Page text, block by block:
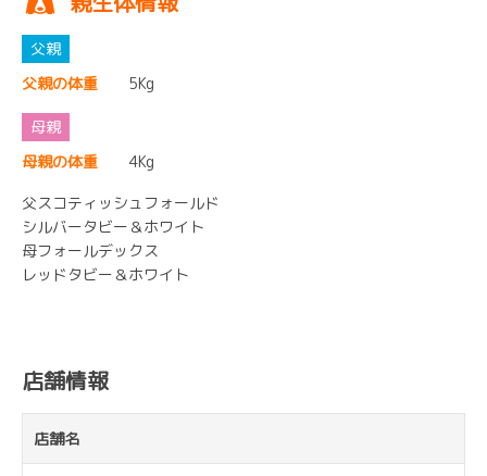
父親の体重 5Kg
母親の体重
4Kg
父スコティッシュフォールド
シルバータビー＆ホワイト
母フォールデックス
レッドタビー＆ホワイト
店舗情報
店舗名